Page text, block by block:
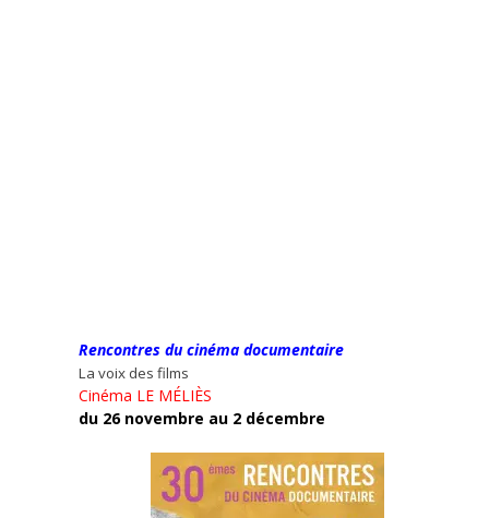
Rencontres du cinéma documentaire
La voix des films
Cinéma LE MÉLIÈS
du 26 novembre au 2 décembre